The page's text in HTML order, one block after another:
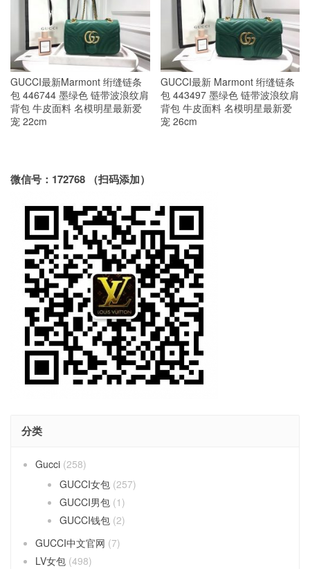
GUCCI最新Marmont 绗缝链条
包 446744 墨绿色 链带波浪纹肩
背包 牛皮面料 名模明星最新爱
宠 22cm
GUCCI最新 Marmont 绗缝链条
包 443497 墨绿色 链带波浪纹肩
背包 牛皮面料 名模明星最新爱
宠 26cm
微信号：172768 （扫码添加）
分类
Gucci (258)
GUCCI女包 (257)
GUCCI男包 (1)
GUCCI钱包 (2)
GUCCI中文官网 (7)
LV女包 (498)